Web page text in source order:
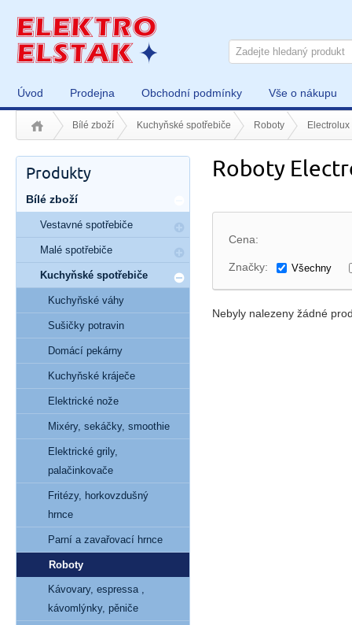
Úvod Prodejna Obchodní podmínky Vše o nákupu
Bílé zboží Kuchyňské spotřebiče Roboty Electrolux
Roboty
Cena:
Značky: Všechny
Nebyly nalezeny žádné
Produkty
Bílé zboží
Vestavné spotřebiče
Malé spotřebiče
Kuchyňské spotřebiče
Kuchyňské váhy
Sušičky potravin
Domácí pekárny
Kuchyňské kráječe
Elektrické nože
Mixéry, sekáčky, smoothie
Elektrické grily,
palačinkovače
Fritézy, horkovzdušný
hrnce
Parní a zavařovací hrnce
Roboty
Kávovary, espressa ,
kávomlýnky, pěniče